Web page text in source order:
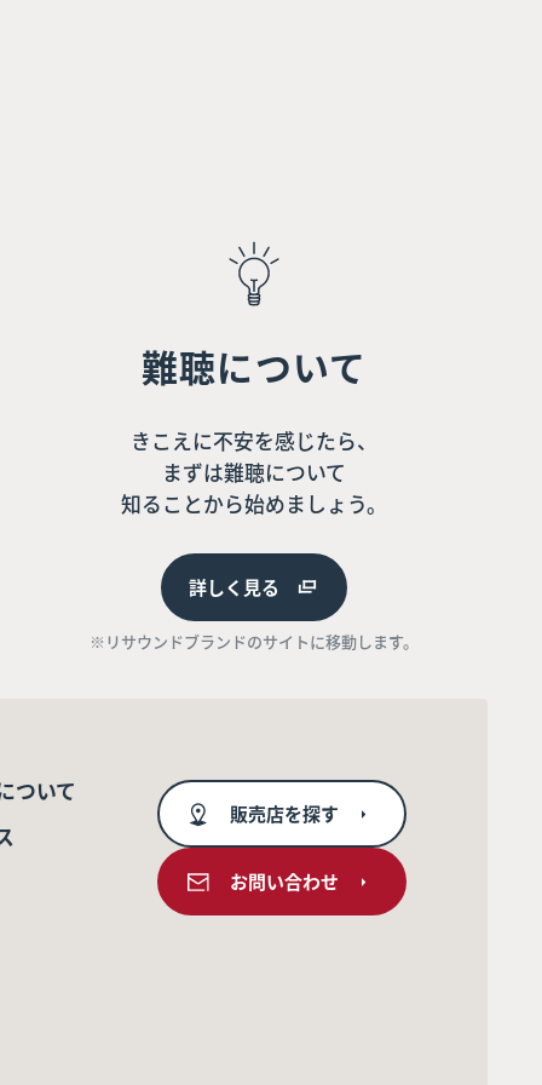
難聴について
きこえに不安を感じたら、
まずは難聴について
知ることから始めましょう。
詳しく見る
※リサウンドブランドのサイトに移動します。
ついて
販売店を探す
お問い合わせ